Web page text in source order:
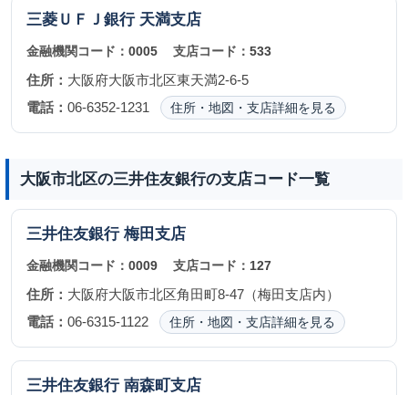
三菱ＵＦＪ銀行 天満支店
金融機関コード： 0005 支店コード：533
住所： 大阪府大阪市北区東天満2-6-5
電話： 06-6352-1231 住所・地図・支店詳細を見る
大阪市北区の三井住友銀行の支店コード一覧
三井住友銀行 梅田支店
金融機関コード： 0009 支店コード： 127
住所： 大阪府大阪市北区角田町8-47（梅田支店内）
電話： 06-6315-1122 住所・地図・支店詳細を見る
三井住友銀行 南森町支店